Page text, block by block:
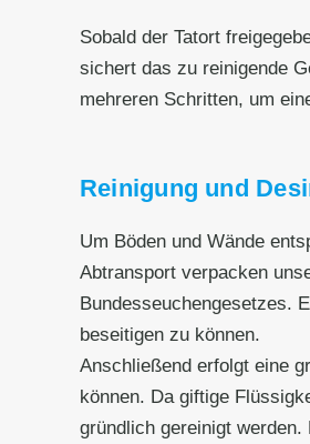
Sobald der Tatort
sichert das zu reinigende
mehreren Schritten, um
Reinigung und
Um Böden und Wände
Abtransport verpacken
Bundesseuchengesetzes.
beseitigen zu können.
Anschließend erfolgt eine
können. Da giftige
gründlich gereinigt